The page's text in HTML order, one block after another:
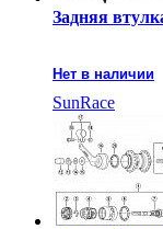
Задняя
Нет в наличии
SunRace